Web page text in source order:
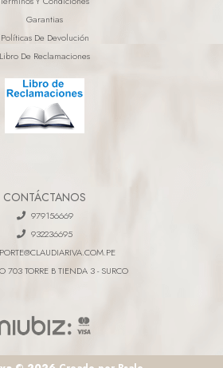
Garantias
Políticas De Devolución
Libro De Reclamaciones
CONTÁCTANOS
979156669
932236695
703 TORRE B TIENDA 3 - SURCO